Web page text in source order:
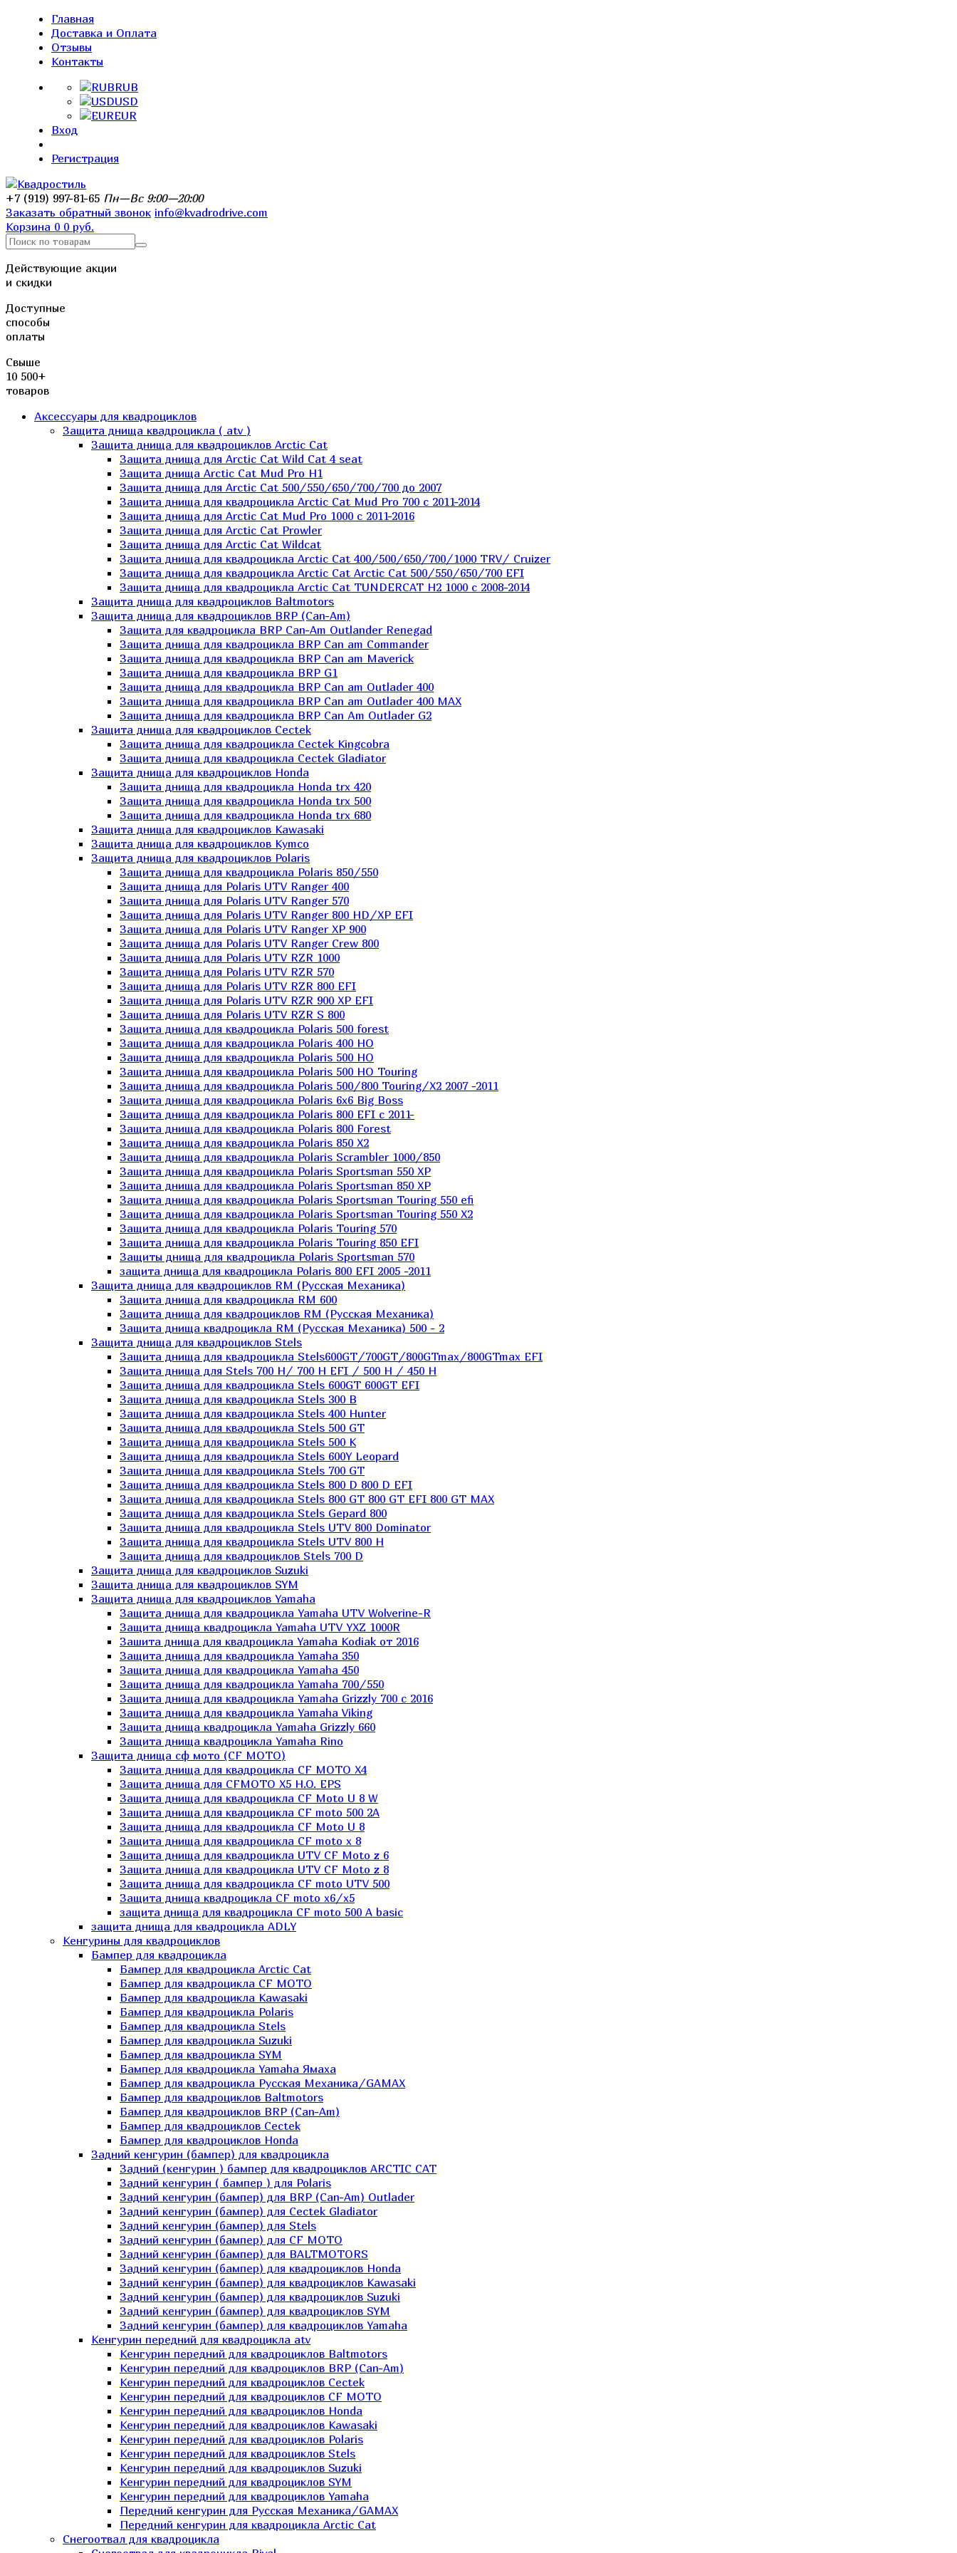
Главная
Доставка и Оплата
Отзывы
Контакты
RUB
USD
EUR
Вход
Регистрация
+7 (919) 997-81-65 Пн—Вс 9:00—20:00
Заказать обратный звонок info@kvadrodrive.com
Корзина 0 0 руб.
Действующие акции
и скидки
Доступные
способы
оплаты
Свыше
10 500+
товаров
Аксессуары для квадроциклов
Защита днища квадроцикла ( atv )
Защита днища для квадроциклов Arctic Cat
Защита днища для Arctic Cat Wild Cat 4 seat
Защита днища Arctic Cat Mud Pro H1
Защита днища для Arctic Cat 500/550/650/700/700 до 2007
Защита днища для квадроцикла Arctic Cat Mud Pro 700 с 2011-2014
Защита днища для Arctic Cat Mud Pro 1000 c 2011-2016
Защита днища для Arctic Cat Prowler
Защита днища для Arctic Cat Wildcat
Защита днища для квадроцикла Arctic Cat 400/500/650/700/1000 TRV/ Cruizer
Защита днища для квадроцикла Arctic Cat Arctic Cat 500/550/650/700 EFI
Защита днища для квадроцикла Arctic Cat TUNDERCAT H2 1000 c 2008-2014
Защита днища для квадроциклов Baltmotors
Защита днища для квадроциклов BRP (Can-Am)
Защита для квадроцикла BRP Can-Am Outlander Renegad
Защита днища для квадроцикла BRP Can am Commander
Защита днища для квадроцикла BRP Can am Maverick
Защита днища для квадроцикла BRP G1
Защита днища для квадроцикла BRP Can am Outlader 400
Защита днища для квадроцикла BRP Can am Outlader 400 MAX
Защита днища для квадроцикла BRP Can Аm Outlader G2
Защита днища для квадроциклов Cectek
Защита днища для квадроцикла Cectek Kingcobra
Защита днища для квадроцикла Cectek Gladiator
Защита днища для квадроциклов Honda
Защита днища для квадроцикла Honda trx 420
Защита днища для квадроцикла Honda trx 500
Защита днища для квадроцикла Honda trx 680
Защита днища для квадроциклов Kawasaki
Защита днища для квадроциклов Kymco
Защита днища для квадроциклов Polaris
Защита днища для квадроцикла Polaris 850/550
Защита днища для Polaris UTV Ranger 400
Защита днища для Polaris UTV Ranger 570
Защита днища для Polaris UTV Ranger 800 HD/XP EFI
Защита днища для Polaris UTV Ranger XP 900
Защита днища для Polaris UTV Ranger Сrew 800
Защита днища для Polaris UTV RZR 1000
Защита днища для Polaris UTV RZR 570
Защита днища для Polaris UTV RZR 800 EFI
Защита днища для Polaris UTV RZR 900 XP EFI
Защита днища для Polaris UTV RZR S 800
Защита днища для квадроцикла Polaris 500 forest
Защита днища для квадроцикла Polaris 400 HO
Защита днища для квадроцикла Polaris 500 HO
Защита днища для квадроцикла Polaris 500 HO Touring
Защита днища для квадроцикла Polaris 500/800 Touring/X2 2007 -2011
Защита днища для квадроцикла Polaris 6х6 Big Boss
Защита днища для квадроцикла Polaris 800 EFI с 2011-
Защита днища для квадроцикла Polaris 800 Forest
Защита днища для квадроцикла Polaris 850 X2
Защита днища для квадроцикла Polaris Scrambler 1000/850
Защита днища для квадроцикла Polaris Sportsman 550 XP
Защита днища для квадроцикла Polaris Sportsman 850 XP
Защита днища для квадроцикла Polaris Sportsman Touring 550 efi
Защита днища для квадроцикла Polaris Sportsman Touring 550 X2
Защита днища для квадроцикла Polaris Touring 570
Защита днища для квадроцикла Polaris Touring 850 EFI
Защиты днища для квадроцикла Polaris Sportsman 570
защита днища для квадроцикла Polaris 800 EFI 2005 -2011
Защита днища для квадроциклов RM (Русская Механика)
Защита днища для квадроцикла RM 600
Защита днища для квадроциклов RM (Русская Механика)
Защита днища квадроцикла RM (Русская Механика) 500 - 2
Защита днища для квадроциклов Stels
Защита днища для квадроцикла Stels600GT/700GT/800GTmax/800GTmax EFI
Защита днища для Stels 700 H/ 700 H EFI / 500 H / 450 H
Защита днища для квадроцикла Stels 600GT 600GT EFI
Защита днища для квадроцикла Stels 300 B
Защита днища для квадроцикла Stels 400 Hunter
Защита днища для квадроцикла Stels 500 GT
Защита днища для квадроцикла Stels 500 K
Защита днища для квадроцикла Stels 600Y Leopard
Защита днища для квадроцикла Stels 700 GT
Защита днища для квадроцикла Stels 800 D 800 D EFI
Защита днища для квадроцикла Stels 800 GT 800 GT EFI 800 GT MAX
Защита днища для квадроцикла Stels Gepard 800
Защита днища для квадроцикла Stels UTV 800 Dominator
Защита днища для квадроцикла Stels UTV 800 H
Защита днища для квадроциклов Stels 700 D
Защита днища для квадроциклов Suzuki
Защита днища для квадроциклов SYM
Защита днища для квадроциклов Yamaha
Защита днища для квадроцикла Yamaha UTV Wolverine-R
Защита днища квадроцикла Yamaha UTV YXZ 1000R
Зашита днища для квадроцикла Yamaha Kodiak от 2016
Защита днища для квадроцикла Yamaha 350
Защита днища для квадроцикла Yamaha 450
Защита днища для квадроцикла Yamaha 700/550
Защита днища для квадроцикла Yamaha Grizzly 700 с 2016
Защита днища для квадроцикла Yamaha Viking
Защита днища квадроцикла Yamaha Grizzly 660
Защита днища квадроцикла Yamaha Rino
Защита днища сф мото (CF MOTO)
Защита днища для квадроцикла CF MOTO X4
Защита днища для CFMOTO X5 H.O. EPS
Защита днища для квадроцикла CF Moto U 8 W
Защита днища для квадроцикла CF moto 500 2A
Защита днища для квадроцикла CF Moto U 8
Защита днища для квадроцикла CF moto x 8
Защита днища для квадроцикла UTV CF Moto z 6
Защита днища для квадроцикла UTV CF Moto z 8
Защита днища для квадроцикла СF moto UTV 500
Защита днища квадроцикла СF moto x6/x5
защита днища для квадроцикла CF moto 500 A basic
защита днища для квадроцикла ADLY
Кенгурины для квадроциклов
Бампер для квадроцикла
Бампер для квадроцикла Arctic Cat
Бампер для квадроцикла CF MOTO
Бампер для квадроцикла Kawasaki
Бампер для квадроцикла Polaris
Бампер для квадроцикла Stels
Бампер для квадроцикла Suzuki
Бампер для квадроцикла SYM
Бампер для квадроцикла Yamaha Ямаха
Бампер для квадроцикла Русская Механика/GAMAX
Бампер для квадроциклов Baltmotors
Бампер для квадроциклов BRP (Can-Am)
Бампер для квадроциклов Cectek
Бампер для квадроциклов Honda
Задний кенгурин (бампер) для квадроцикла
Задний (кенгурин ) бампер для квадроциклов ARCTIC CAT
Задний кенгурин ( бампер ) для Polaris
Задний кенгурин (бампер) для BRP (Can-Am) Outlader
Задний кенгурин (бампер) для Cectek Gladiator
Задний кенгурин (бампер) для Stels
Задний кенгурин (бампер) для СF MOTO
Задний кенгурин (бампер) для BALTMOTORS
Задний кенгурин (бампер) для квадроциклов Honda
Задний кенгурин (бампер) для квадроциклов Kawasaki
Задний кенгурин (бампер) для квадроциклов Suzuki
Задний кенгурин (бампер) для квадроциклов SYM
Задний кенгурин (бампер) для квадроциклов Yamaha
Кенгурин передний для квадроцикла atv
Кенгурин передний для квадроциклов Baltmotors
Кенгурин передний для квадроциклов BRP (Can-Am)
Кенгурин передний для квадроциклов Cectek
Кенгурин передний для квадроциклов CF MOTO
Кенгурин передний для квадроциклов Honda
Кенгурин передний для квадроциклов Kawasaki
Кенгурин передний для квадроциклов Polaris
Кенгурин передний для квадроциклов Stels
Кенгурин передний для квадроциклов Suzuki
Кенгурин передний для квадроциклов SYM
Кенгурин передний для квадроциклов Yamaha
Передний кенгурин для Русская Механика/GAMAX
Передний кенгурин для квадроцикла Arctic Cat
Снегоотвал для квадроцикла